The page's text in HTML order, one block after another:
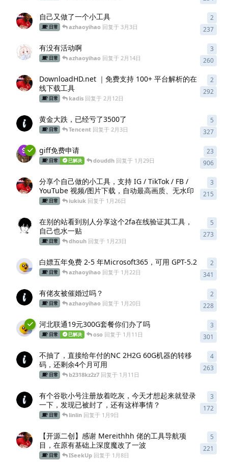
自己又做了一个小工具
日常 azhaoyihao 回复于3月3日 237
2
有没有活动啊
日常 azhaoyihao 回复于2月14日 260
3
DownloadHD.net ｜免费支持 100+ 平台解析的在
线下载工具
日常 kadis 回复于2月12日
292
2
黄金大跌，已经亏了3500了
日常 Tencent 回复于2月3日 327
5
giff免费申请
日常 已解决 douddh回复于 1月29日 906
23
分享个自己做的小工具，支持 IG / TikTok / FB /
YouTube 视频/图片下载，自动最高画质、无水印
日常 iukiuk 回复于 1月26日
215
3
在别的站看到别人分享这个2fa在线验证其工具，
自己也水一贴
日常 dhouh 回复于 1月23日
273
5
白嫖五年免费 2-5 年Microsoft365，可用 GPT-5.2
日常 azhaoyihao 回复于 1月22日 341
2
有佬友被催婚过吗？
日常 azhaoyihao 回复于 1月20日 228
2
河北联通19元300G套餐你们办了吗
日常 已解决 oso 回复于 1月11日 301
3
不抽了，直接给年付的NC 2H2G 60G机器的转移
码，还剩余4个月可用
日常 b2318kz2z7 回复于 1月11日
263
4
有个谷歌小号注册放着吃灰，今天才想起来就登录
一下，发现已被封了，还有这样事情？
日常 linlin 回复于 1月9日
172
3
【开源二创】感谢 Mereithhh 佬的工具导航项
目，在原有基础上深度魔改了一波
日常 ISeekUp 回复于 1月8日
221
5